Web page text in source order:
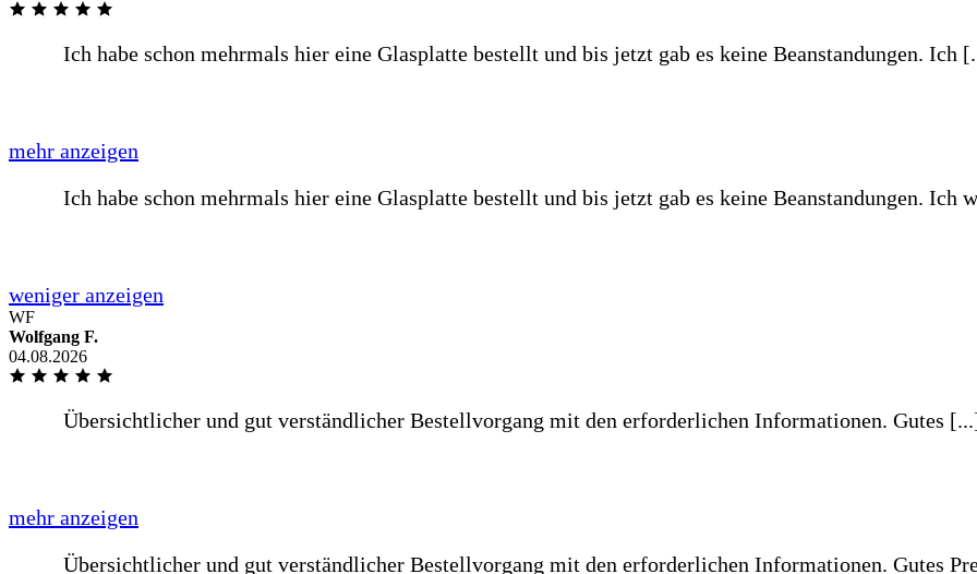
WF
Wolfgang F.
04.08.2026
mehr anzeigen
weniger anzeigen
mehr anzeigen
Schnelle Lieferung einer Glasplatte für einen Tisch innerhalb von einer Woche nach Bestellung. Passt auf den Millimeter genau!